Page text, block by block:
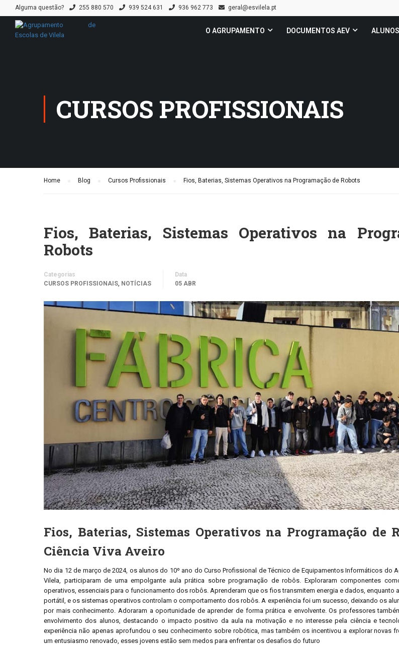
Alguma questão? 255 880 570 939 524 631 936 962 773 geral@esvilela.pt
O AGRUPAMENTO DOCUMENTOS AEV ALUNOS
CURSOS PROFISSIONAIS
Home Blog Cursos Profissionais Fios, Baterias, Sistemas Operativos na Programação de Robots
Fios, Baterias, Sistemas Operativos na
Robots
Categorias
CURSOS PROFISSIONAIS, NOTÍCIAS
Data
05 ABR
Fios, Baterias, Sistemas Operativos na Programação de
Ciência Viva Aveiro
No dia 12 de março de 2024, os alunos do 10º ano do Curso Profissional de Técnico de Equipamentos Informáticos do
Vilela, participaram de uma empolgante aula prática sobre programação de robôs. Exploraram componentes
operativos, essenciais para o funcionamento dos robôs. Aprenderam que os fios transmitem energia e dados, enquanto
portátil, e os sistemas operativos controlam o comportamento dos robôs. A experiência foi um sucesso, deixando os
por mais conhecimento. Adoraram a oportunidade de aprender de forma prática e envolvente. Os professores
envolvimento dos alunos, destacando o impacto positivo da aula na motivação e no interesse pela ciência e
experiência não apenas aprofundou o seu conhecimento sobre robótica, mas também os incentivou a explorar novas
um entusiasmo renovado, esses jovens estão sem medos para enfrentar os desafios do futuro